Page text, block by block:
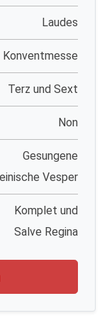
Laudes
Konventmesse
Terz und Sext
Non
Gesungene
Vesper
Komplet und
Salve Regina